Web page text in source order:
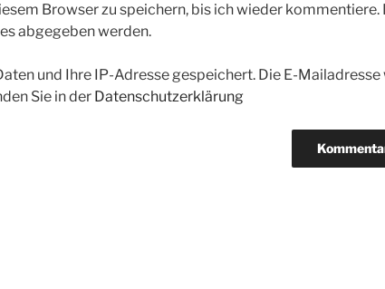
Browser zu speichern, bis ich wieder kommentiere.
abgegeben werden.
und Ihre IP-Adresse gespeichert. Die E-
Sie in der Datenschutzerklärung